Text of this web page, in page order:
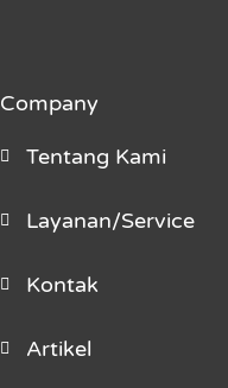
Company
Tentang Kami
Layanan/Service
Kontak
Artikel